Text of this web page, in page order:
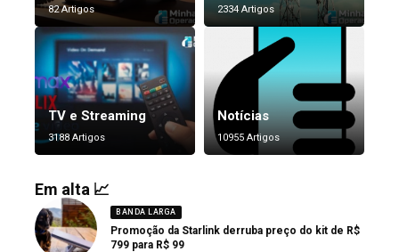
82 Artigos 2334 Artigos
TV e Streaming
3188 Artigos
Notícias
10955 Artigos
Em alta 📈
BANDA LARGA
Promoção da Starlink derruba preço do kit de R$
799 para R$ 99